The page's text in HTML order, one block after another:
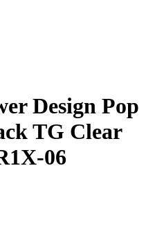
Design Pop
TG Clear
06